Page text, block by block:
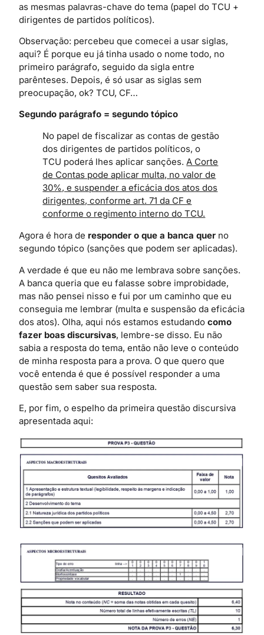
as mesmas palavras-chave do tema (papel do TCU +
dirigentes de partidos políticos).
Observação: percebeu que comecei a usar siglas,
aqui? É porque eu já tinha usado o nome todo, no
primeiro parágrafo, seguido da sigla entre
parênteses. Depois, é só usar as siglas sem
preocupação, ok? TCU, CF…
Segundo parágrafo = segundo tópico
No papel de fiscalizar as contas de gestão
dos dirigentes de partidos políticos, o
TCU poderá lhes aplicar sanções.A Corte
de Contas pode aplicar multa, no valor de
30%, e suspender a eficácia dos atos dos
dirigentes, conforme art. 71 da CF e
conforme o regimento interno do TCU.
Agora é hora de responder o que a banca quer no
segundo tópico (sanções que podem ser aplicadas).
A verdade é que eu não me lembrava sobre sanções.
A banca queria que eu falasse sobre improbidade,
mas não pensei nisso e fui por um caminho que eu
conseguia me lembrar (multa e suspensão da eficácia
dos atos). Olha, aqui nós estamos estudandocomo
fazer boas discursivas, lembre-se disso. Eu não
sabia a resposta do tema, então não leve o conteúdo
de minha resposta para a prova. O que quero que
você entenda é que é possível responder a uma
questão sem saber sua resposta.
E, por fim, o espelho da primeira questão discursiva
apresentada aqui: